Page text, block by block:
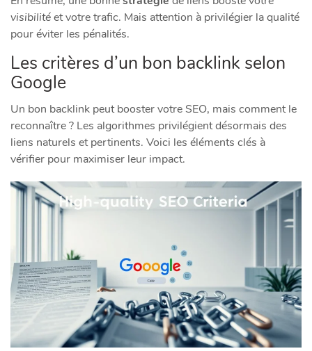
visibilitéet votre trafic. Mais attention à privilégier la qualité
pour éviter les pénalités.
Les critères d’un bon backlink selon
Google
Un bon backlink peut booster votre SEO, mais comment le
reconnaître ? Les algorithmes privilégient désormais des
liens naturels et pertinents. Voici les éléments clés à
vérifier pour maximiser leur impact.